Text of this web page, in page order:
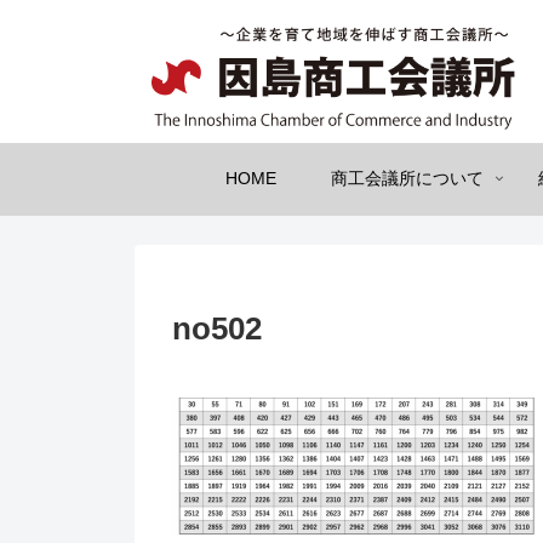
HOME 商工会議所について
no502